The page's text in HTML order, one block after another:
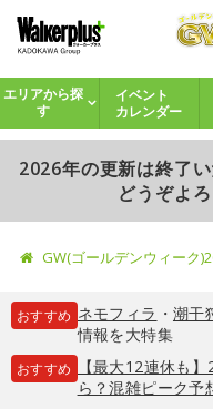
エリアから探
す
イベント
カレンダー
2026年の更新は終了
どうぞよ
GW(ゴールデンウィーク
おすすめ ネモフィラ ・ 潮干
情報を大特集
おすすめ
【最大12連休も
ら？混雑ピーク予